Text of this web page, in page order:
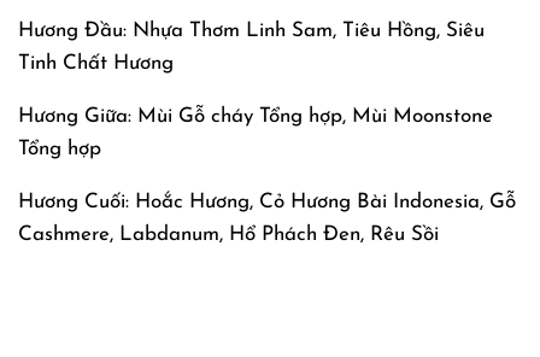
Hương Đầu: Nhựa Thơm Linh Sam, Tiêu Hồng, Siêu
Tinh Chất Hương
Hương Giữa: Mùi Gỗ cháy Tổng hợp, Mùi Moonstone
Tổng hợp
Hương Cuối: Hoắc Hương, Cỏ Hương Bài Indonesia, Gỗ
Cashmere, Labdanum, Hổ Phách Đen, Rêu Sồi